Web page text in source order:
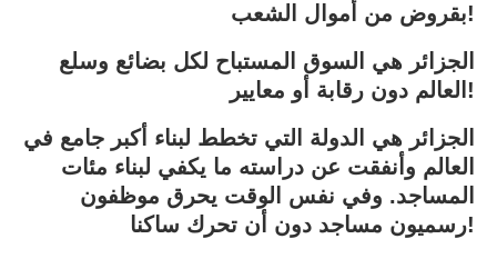
بقروض من أموال الشعب!
الجزائر هي السوق المستباح لكل بضائع وسلع
العالم دون رقابة أو معايير!
الجزائر هي الدولة التي تخطط لبناء أكبر جامع في
العالم وأنفقت عن دراسته ما يكفي لبناء مئات
المساجد. وفي نفس الوقت يحرق موظفون
رسميون مساجد دون أن تحرك ساكنا!